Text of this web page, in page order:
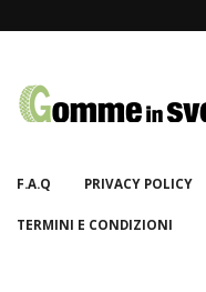
F.A.Q PRIVACY POLICY
TERMINI E CONDIZIONI